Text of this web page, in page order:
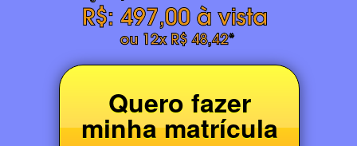
Quero fazer
minha matrícula